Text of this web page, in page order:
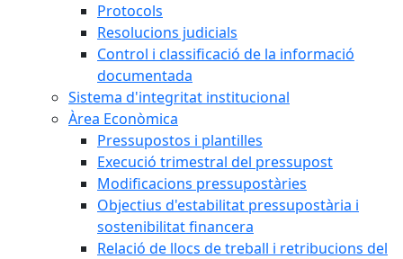
Protocols
Resolucions judicials
Control i classificació de la informació
documentada
Sistema d'integritat institucional
Àrea Econòmica
Pressupostos i plantilles
Execució trimestral del pressupost
Modificacions pressupostàries
Objectius d'estabilitat pressupostària i
sostenibilitat financera
Relació de llocs de treball i retribucions del